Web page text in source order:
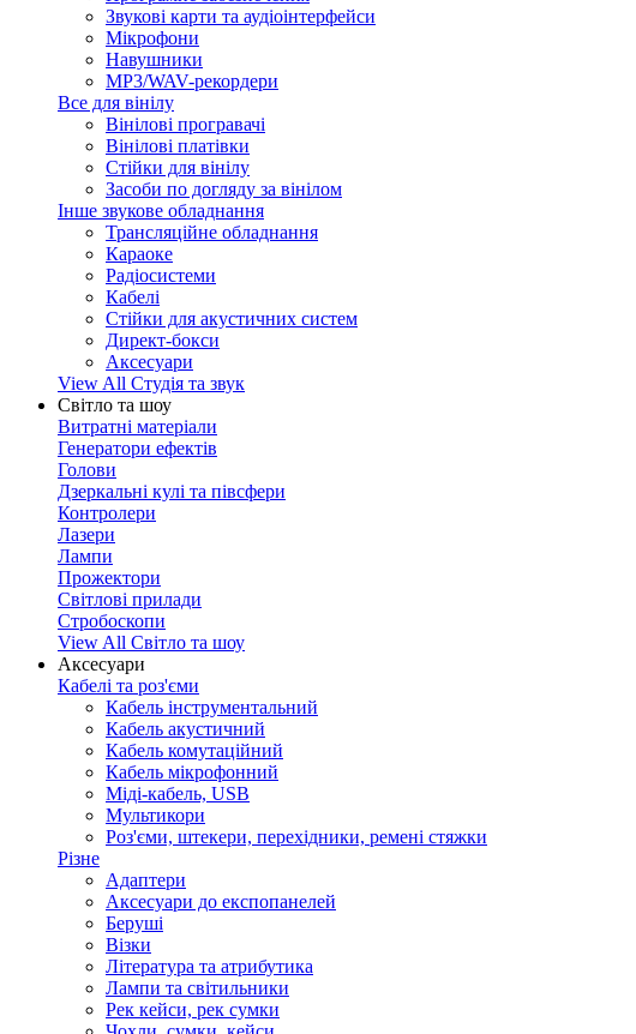
Звукові карти та аудіоінтерфейси
Мікрофони
Навушники
MP3/WAV-рекордери
Все для вінілу
Вінілові програвачі
Вінілові платівки
Стійки для вінілу
Засоби по догляду за вінілом
Інше звукове обладнання
Трансляційне обладнання
Караоке
Радіосистеми
Кабелі
Стійки для акустичних систем
Директ-бокси
Аксесуари
View All Студія та звук
Світло та шоу
Витратні матеріали
Генератори ефектів
Голови
Дзеркальні кулі та півсфери
Контролери
Лазери
Лампи
Прожектори
Світлові прилади
Стробоскопи
View All Світло та шоу
Аксесуари
Кабелі та роз'єми
Кабель інструментальний
Кабель акустичний
Кабель комутаційний
Кабель мікрофонний
Міді-кабель, USB
Мультикори
Роз'єми, штекери, перехідники, ремені стяжки
Різне
Адаптери
Аксесуари до експопанелей
Беруші
Візки
Література та атрибутика
Лампи та світильники
Рек кейси, рек сумки